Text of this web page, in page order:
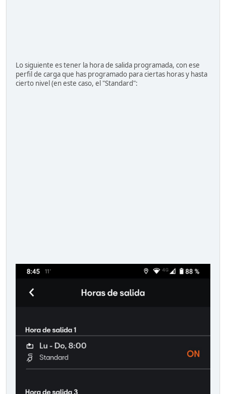
Lo siguiente es tener la hora de salida programada, con ese
perfil de carga que has programado para ciertas horas y hasta
cierto nivel (en este caso, el "Standard":